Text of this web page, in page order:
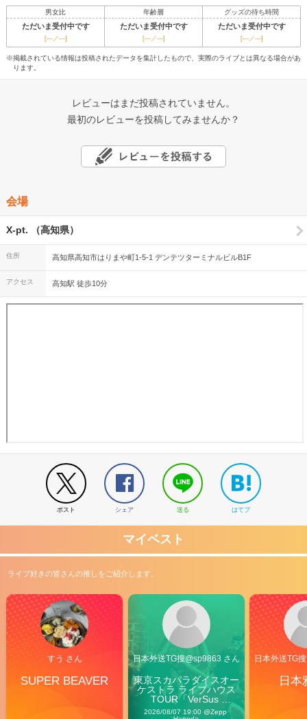
男女比 年齢層 グッズの待ち時間
ただいま受付中です ただいま受付中です ただいま受付中です
[---／---] [---／---] [---／---]
※掲載されている情報は投稿されたデータを集計したもので、実際のライブとは異なる場合があ
ります。
レビューはまだ投稿されていません。
最初のレビューを投稿してみませんか？
会場
X-pt. （高知県）
住所 高知県高知市はりまや町1-5-1 デンテツターミナルビルB1F
アクセス 高知駅 徒歩10分
ポスト シェア 送る はてブ
マイベスト
ライブ好きの皆さんの推しをご紹介します。
すう さん
SUPER BEAVER
日本外送TG搜@sp9863 さん
東京スカパラダイスオー
ケストラ ライブハウス
TOUR「VerSus
Carnival」
2026/08/07 19:00 @Zepp
日本外送TG
日本